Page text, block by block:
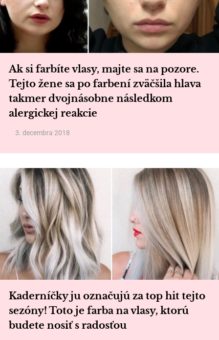
Ak si farbíte vlasy, majte sa na pozore.
Tejto žene sa po farbení zväčšila hlava
takmer dvojnásobne následkom
alergickej reakcie
3. decembra 2018
Kaderníčky ju označujú za top hit tejto
sezóny! Toto je farba na vlasy, ktorú
budete nosiť s radosťou